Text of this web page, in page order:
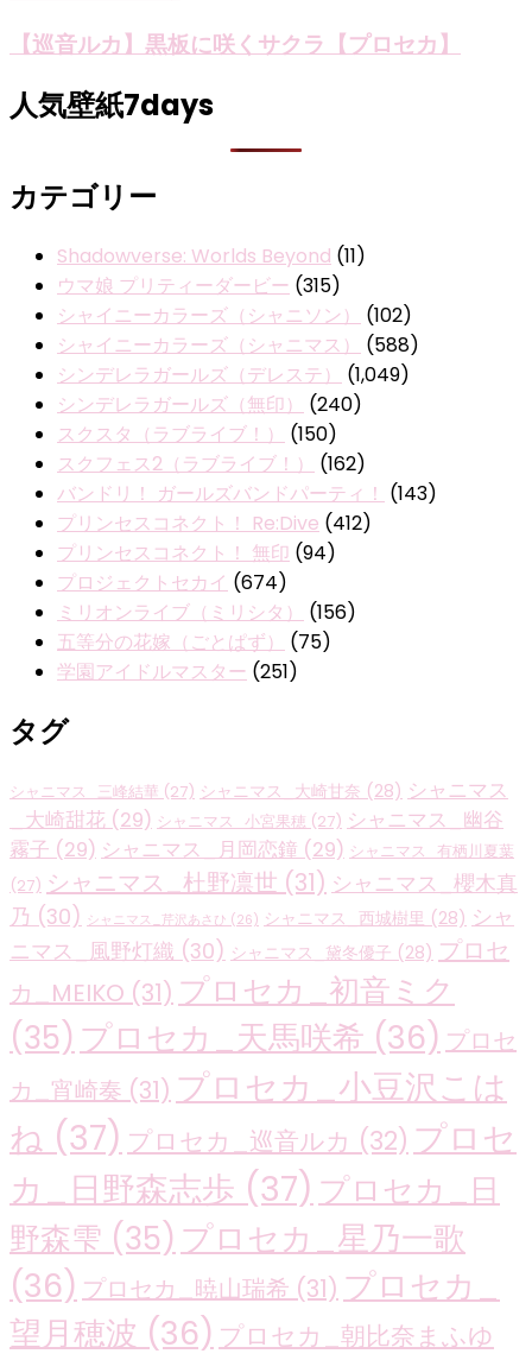
【巡音ルカ】黒板に咲くサクラ【プロセカ】
人気壁紙7days
カテゴリー
Shadowverse: Worlds Beyond (11)
ウマ娘 プリティーダービー (315)
シャイニーカラーズ（シャニソン）
(102)
シャイニーカラーズ（シャニマス）
(588)
シンデレラガールズ（デレステ）
(1,049)
シンデレラガールズ（無印）
(240)
スクスタ（ラブライブ！）
(150)
スクフェス2（ラブライブ！）
(162)
バンドリ！ ガールズバンドパーティ！ (143)
プリンセスコネクト！ Re:Dive (412)
プリンセスコネクト！ 無印 (94)
プロジェクトセカイ (674)
ミリオンライブ（ミリシタ）
(156)
五等分の花嫁（ごとぱず）
(75)
学園アイドルマスター (251)
タグ
シャニマス_三峰結華 (27) シャニマス_大崎甘奈 (28) シャニマス
_大崎甜花 (29) シャニマス_小宮果穂 (27) シャニマス_幽谷
霧子 (29) シャニマス_月岡恋鐘 (29) シャニマス_有栖川夏葉
(27) シャニマス_杜野凛世 (31) シャニマス_櫻木真
乃 (30) シャニマス_芹沢あさひ (26) シャニマス_西城樹里 (28) シャ
ニマス_風野灯織 (30) シャニマス_黛冬優子 (28) プロセ
カ_MEIKO (31) プロセカ_初音ミク
(35) プロセカ_天馬咲希 (36) プロセ
カ_宵崎奏 (31) プロセカ_小豆沢こは
ね (37) プロセカ_巡音ルカ (32) プロセ
カ_日野森志歩 (37) プロセカ_日
野森雫 (35) プロセカ_星乃一歌
(36) プロセカ_暁山瑞希 (31) プロセカ_
望月穂波 (36) プロセカ_朝比奈まふゆ